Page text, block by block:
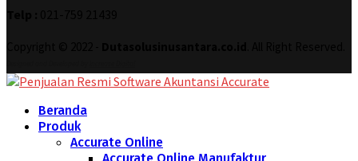
Beranda
Produk
Accurate Online